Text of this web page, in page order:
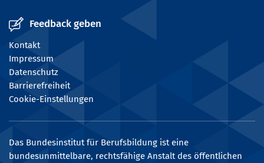
Feedback geben
Kontakt
Impressum
Datenschutz
Barrierefreiheit
Cookie-Einstellungen
Das Bundesinstitut für Berufsbildung ist eine
bundesunmittelbare, rechtsfähige Anstalt des öffentlichen